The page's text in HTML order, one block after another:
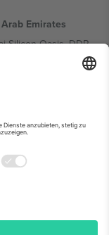
Emirates
Silicon Oasis, DDP
Office 302, Dubai,
je nach
im